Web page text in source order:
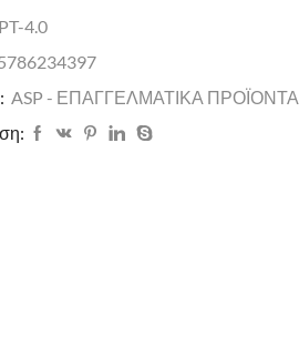
4.0
ASP - ΕΠΑΓΓΕΛΜΑΤΙΚΑ ΠΡΟΪΟΝΤΑ